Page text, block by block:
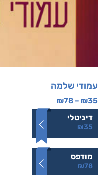
עמודי שלמה
₪35
–
₪78
דיגיטלי
₪35
מודפס
₪78